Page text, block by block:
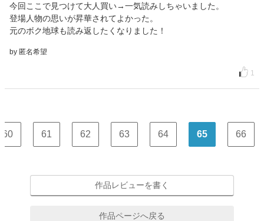
今回ここで見つけて大人買い→一気読みしちゃいました。
登場人物の思いが昇華されてよかった。
元のボク地球も読み返したくなりました！
by 匿名希望
1
60 61 62 63 64 65 66
作品レビューを書く
作品ページへ戻る